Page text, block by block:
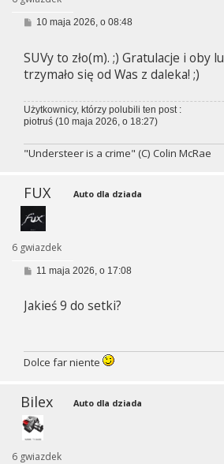
P
t
10 maja 2026, o 08:48
SUVy to zło(m). ;) Gratulacje i oby
trzymało się od Was z daleka! ;)
Użytkownicy, którzy polubili ten post :
piotruś (10 maja 2026, o 18:27)
"Understeer is a crime" (C) Colin McRae
FUX
6 gwiazdek
Auto dla dziada
P
t
11 maja 2026, o 17:08
Jakieś 9 do setki?
Dolce far niente
Bilex
6 gwiazdek
Auto dla dziada